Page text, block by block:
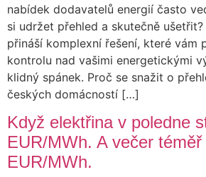
nabídek dodavatelů energií často
si udržet přehled a skutečně
přináší komplexní řešení, které vám
kontrolu nad vašimi energetickými
klidný spánek. Proč se snažit o
českých domácností […]
Když elektřina v poledne
EUR/MWh. A večer téměř
EUR/MWh.